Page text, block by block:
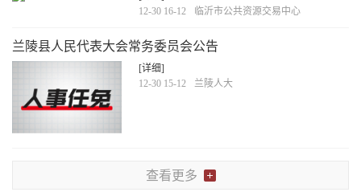
12-30 16-12
临沂市公共资源交易中心
兰陵县人民代表大会常务委员会公告
[详细]
12-30 15-12
兰陵人大
查看更多